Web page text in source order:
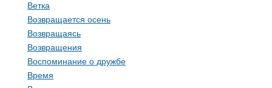
Ветка
Возвращается осень
Возвращаясь
Возвращения
Воспоминание о дружбе
Время